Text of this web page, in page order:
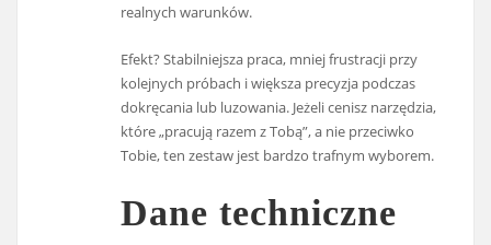
realnych warunków.
Efekt? Stabilniejsza praca, mniej frustracji przy
kolejnych próbach i większa precyzja podczas
dokręcania lub luzowania. Jeżeli cenisz narzędzia,
które „pracują razem z Tobą”, a nie przeciwko
Tobie, ten zestaw jest bardzo trafnym wyborem.
Dane techniczne